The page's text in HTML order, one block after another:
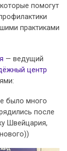
помогут
практиками
— ведущий
центр
было много
после
Швейцария,